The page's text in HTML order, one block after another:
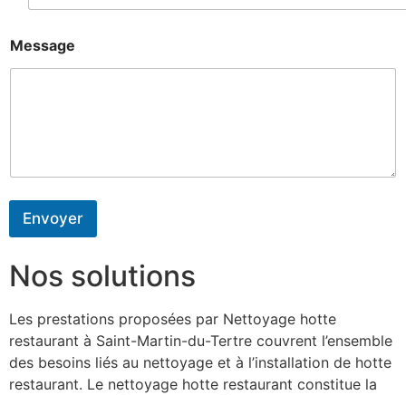
Message
Envoyer
Nos solutions
Les prestations proposées par Nettoyage hotte
restaurant à Saint-Martin-du-Tertre couvrent l’ensemble
des besoins liés au nettoyage et à l’installation de hotte
restaurant. Le nettoyage hotte restaurant constitue la